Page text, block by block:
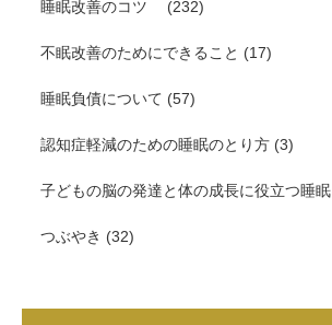
睡眠改善のコツ (232)
不眠改善のためにできること (17)
睡眠負債について (57)
認知症軽減のための睡眠のとり方 (3)
子どもの脳の発達と体の成長に役立つ睡眠
つぶやき (32)